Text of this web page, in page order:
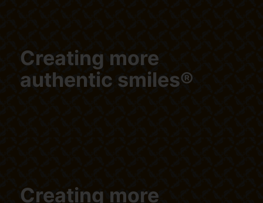
Creating more
authentic smiles®
Creating more